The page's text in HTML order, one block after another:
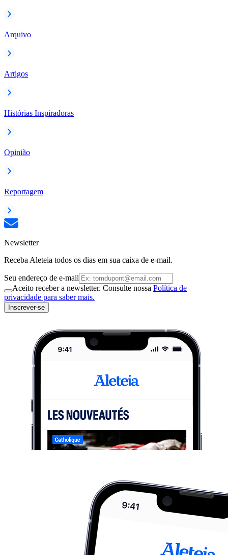
Arquivo
Artigos
Histórias Inspiradoras
Opinião
Reportagem
Newsletter
Receba Aleteia todos os dias em sua caixa de e-mail.
Seu endereço de e-mail
Aceito receber a newsletter. Consulte nossa Política de
privacidade para saber mais.
Inscrever-se